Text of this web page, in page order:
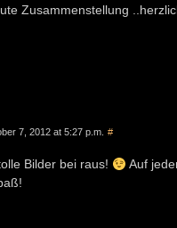
Zusammenstellung
7, 2012 at 5:27 p.m. #
Bilder bei raus!
Auf